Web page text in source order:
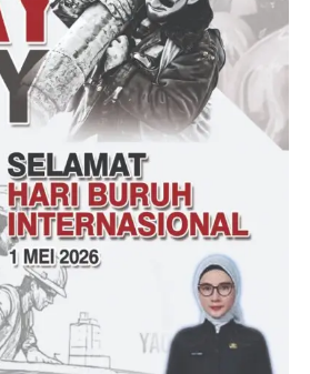
hữu giải quyết vụ câu hỏi thực tiễn mà
lại sự phát triển chắc chắc.
phòng cấm, hàng ngũ sáng lập đã
hỏi phát triển loại sản phẩm công ty
gamer dạng quyền để tiết kiệm
phung giá thành. Họ dành hàng
cuộc sống, rộp vấn hàng ngàn
cần thiết. Kết quả là, xsdlk trình bày
nhất vào thời điểm năm 2012, chiếm
cực từ gamer bè startup. Tuy nhiên,
lợi, sở hữu khôn cùng hầu cũng như
lỗi công nghệ và nặng nài khăn ấm